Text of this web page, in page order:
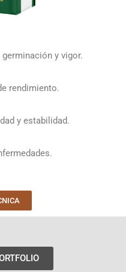
germinación y vigor.
rendimiento.
y estabilidad.